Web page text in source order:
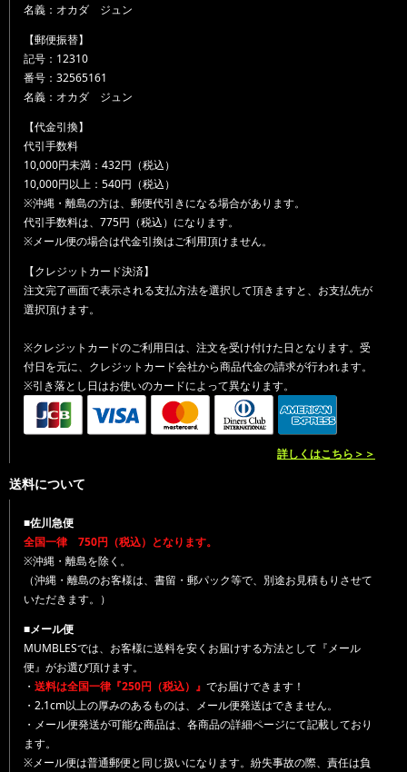
名義：オカダ ジュン
【郵便振替】
記号：12310
番号：32565161
名義：オカダ ジュン
【代金引換】
代引手数料
10,000円未満：432円（税込）
10,000円以上：540円（税込）
※沖縄・離島の方は、郵便代引きになる場合があります。
代引手数料は、775円（税込）になります。
※メール便の場合は代金引換はご利用頂けません。
【クレジットカード決済】
注文完了画面で表示される支払方法を選択して頂きますと、お支払先が
選択頂けます。
※クレジットカードのご利用日は、注文を受け付けた日となります。受
付日を元に、クレジットカード会社から商品代金の請求が行われます。
※引き落とし日はお使いのカードによって異なります。
詳しくはこちら＞＞
送料について
■佐川急便
全国一律 750円（税込）となります。
※沖縄・離島を除く。
（沖縄・離島のお客様は、書留・郵パック等で、別途お見積もりさせて
いただきます。）
■メール便
MUMBLESでは、お客様に送料を安くお届けする方法として『メール
便』がお選び頂けます。
・ 送料は全国一律『250円（税込）』 でお届けできます！
・2.1cm以上の厚みのあるものは、メール便発送はできません。
・メール便発送が可能な商品は、各商品の詳細ページにて記載しており
ます。
※メール便は普通郵便と同じ扱いになります。紛失事故の際、責任は負